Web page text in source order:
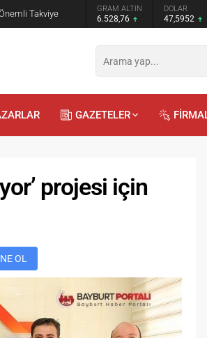
TanıtıldıGRAM ALTIN
6.528,76
DOLAR
47,5952
EURO
55,0664
GAZETELER
projesi için
OL
Duyularla mı, Duygularla mı
Öğrenme, istisnasız tüm